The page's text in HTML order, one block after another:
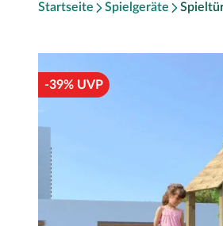
Startseite Spielgeräte
-39% UVP